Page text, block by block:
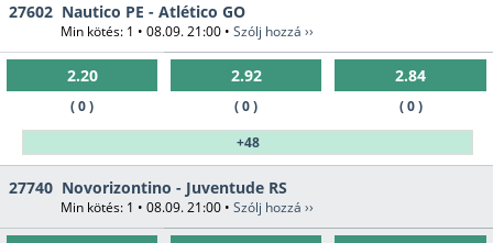
27602 Nautico PE - Atlético GO
Min kötés: 1 • 08.09. 21:00 • Szólj hozzá ››
2.20
( 0 )
2.92
( 0 )
2.84
( 0 )
+48
27740 Novorizontino - Juventude RS
Min kötés: 1 • 08.09. 21:00 • Szólj hozzá ››